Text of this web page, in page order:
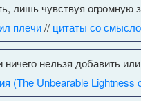
лишь чувствуя огромную
плечи// цитаты со
нельзя добавить
(The Unbearable Lightness